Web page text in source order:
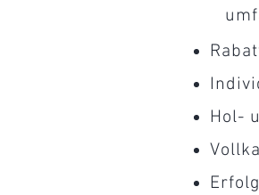
Hol-